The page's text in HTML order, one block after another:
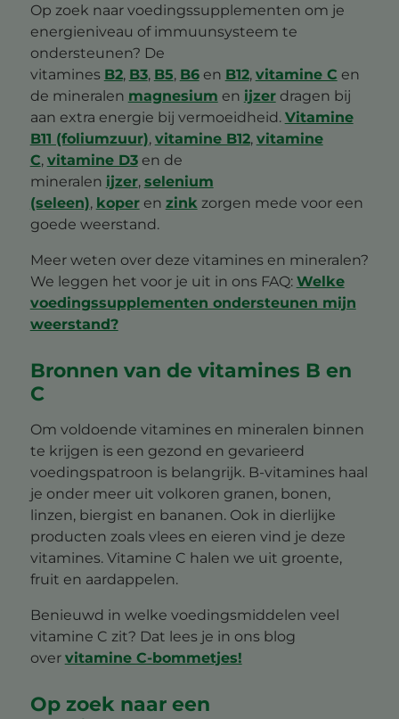
Op zoek naar voedingssupplementen om je
energieniveau of immuunsysteem te
ondersteunen? De
vitamines B2, B3, B5, B6en B12, vitamine C en
de mineralen magnesium en ijzerdragen bij
aan extra energie bij vermoeidheid. Vitamine
B11 (foliumzuur), vitamine B12, vitamine
C, vitamine D3en de
mineralen ijzer, selenium
(seleen), koperen zink zorgen mede voor een
goede weerstand.
Meer weten over deze vitamines en mineralen?
We leggen het voor je uit in ons FAQ: Welke
voedingssupplementen ondersteunen mijn
weerstand?
Bronnen van de vitamines B en
C
Om voldoende vitamines en mineralen binnen
te krijgen is een gezond en gevarieerd
voedingspatroon is belangrijk. B-vitamines haal
je onder meer uit volkoren granen, bonen,
linzen, biergist en bananen. Ook in dierlijke
producten zoals vlees en eieren vind je deze
vitamines. Vitamine C halen we uit groente,
fruit en aardappelen.
Benieuwd in welke voedingsmiddelen veel
vitamine C zit? Dat lees je in ons blog
over vitamine C-bommetjes!
Op zoek naar een